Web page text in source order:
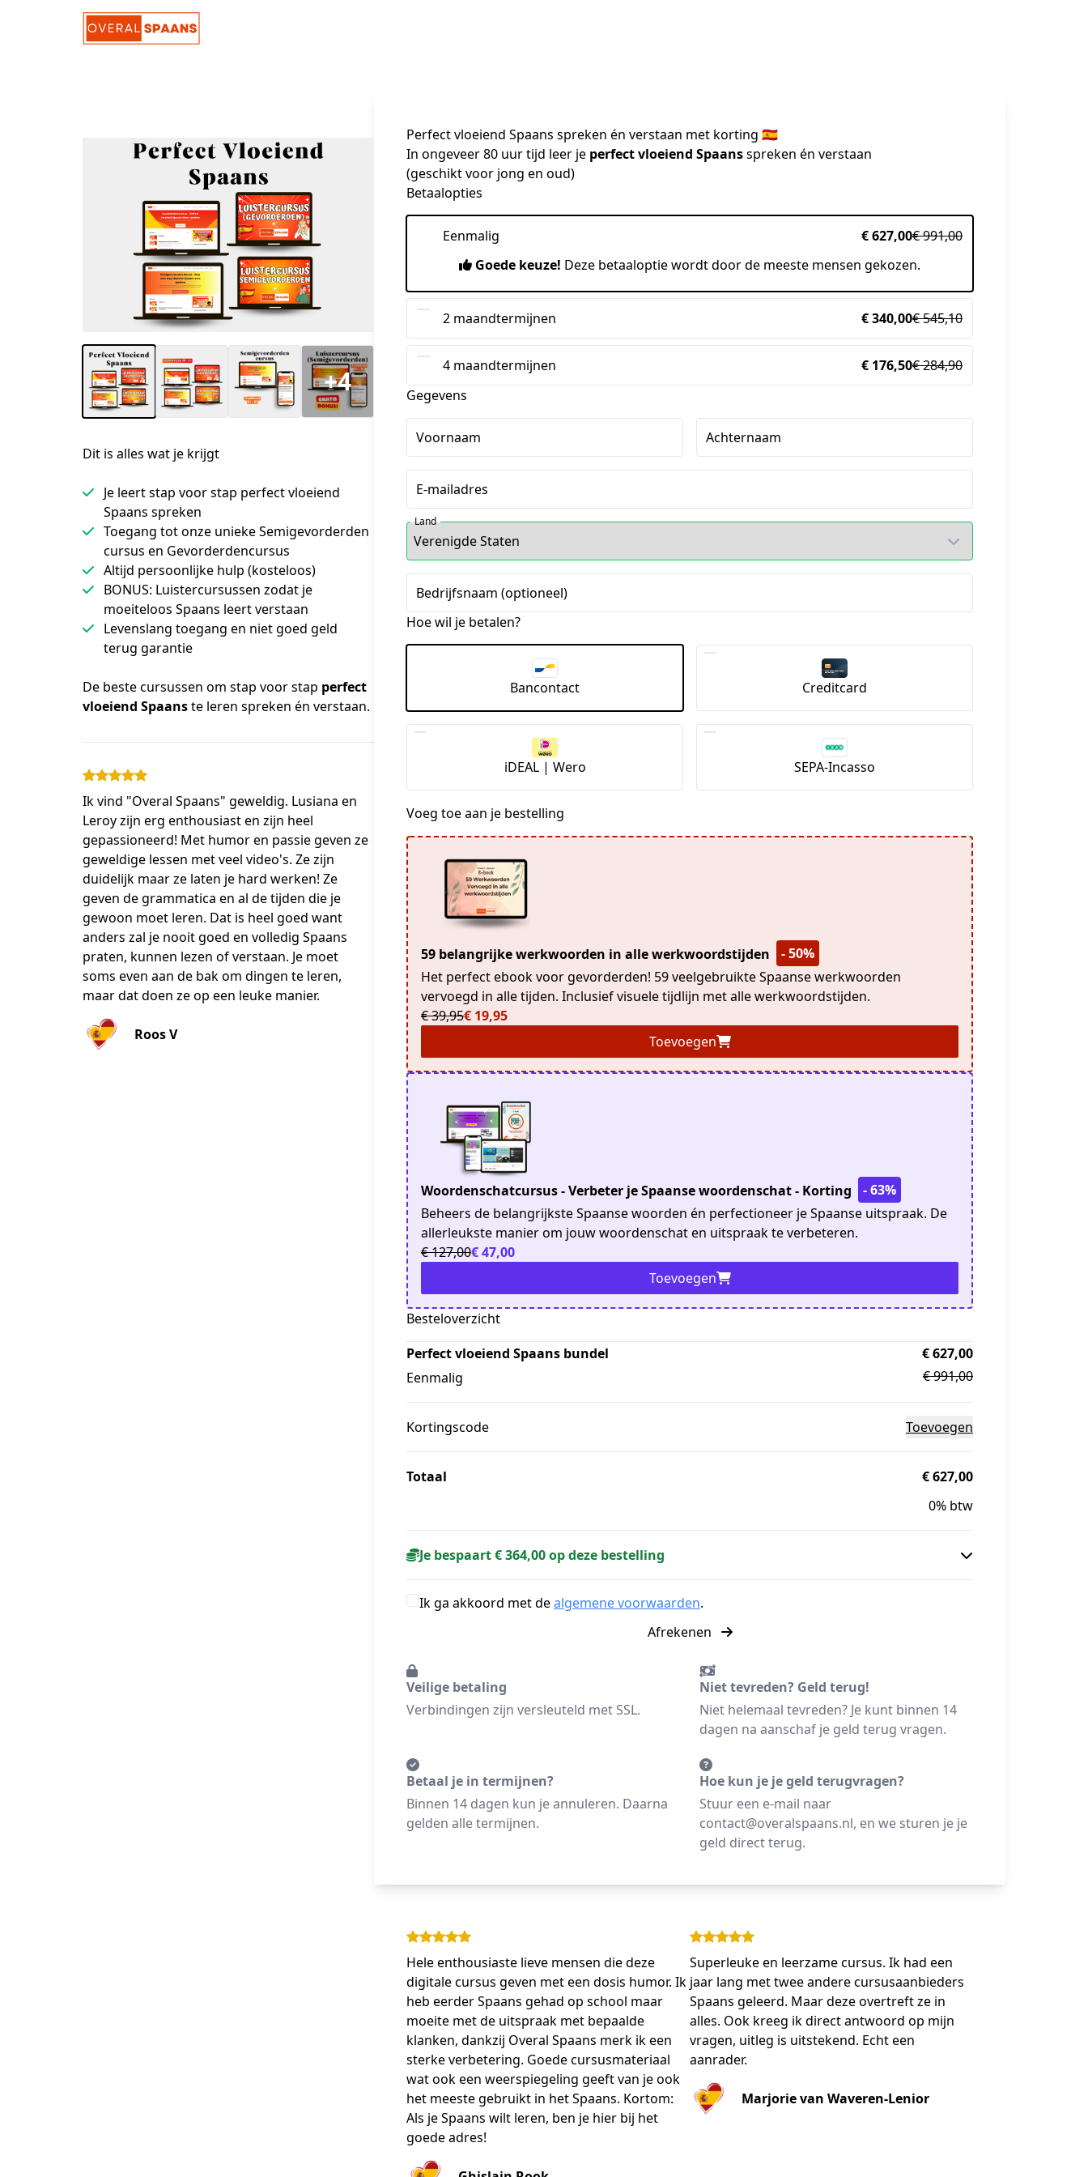
+4
Dit is alles wat je krijgt
Je leert stap voor stap perfect vloeiend
Spaans spreken
Toegang tot onze unieke Semigevorderden
cursus en Gevorderdencursus
Altijd persoonlijke hulp (kosteloos)
BONUS: Luistercursussen zodat je
moeiteloos Spaans leert verstaan
Levenslang toegang en niet goed geld
terug garantie
De beste cursussen om stap voor stap perfect
vloeiend Spaans te leren spreken én verstaan.
Ik vind "Overal Spaans" geweldig. Lusiana en
Leroy zijn erg enthousiast en zijn heel
gepassioneerd! Met humor en passie geven ze
geweldige lessen met veel video's. Ze zijn
duidelijk maar ze laten je hard werken! Ze
geven de grammatica en al de tijden die je
gewoon moet leren. Dat is heel goed want
anders zal je nooit goed en volledig Spaans
praten, kunnen lezen of verstaan. Je moet
soms even aan de bak om dingen te leren,
maar dat doen ze op een leuke manier.
Roos V
Perfect vloeiend Spaans spreken én verstaan met korting 🇪🇸
In ongeveer 80 uur tijd leer je perfect vloeiend Spaans spreken én verstaan
(geschikt voor jong en oud)
Betaalopties
Eenmalig € 627,00€ 991,00
Goede keuze! Deze betaaloptie wordt door de meeste mensen gekozen.
2 maandtermijnen € 340,00€ 545,10
4 maandtermijnen € 176,50€ 284,90
Gegevens
Voornaam Achternaam
E-mailadres
Land
Bedrijfsnaam (optioneel)
Hoe wil je betalen?
Bancontact Creditcard
iDEAL | Wero SEPA-Incasso
Voeg toe aan je bestelling
59 belangrijke werkwoorden in alle werkwoordstijden
- 50%
Het perfect ebook voor gevorderden! 59 veelgebruikte Spaanse werkwoorden
vervoegd in alle tijden. Inclusief visuele tijdlijn met alle werkwoordstijden.
€ 39,95€ 19,95
Toevoegen
Woordenschatcursus - Verbeter je Spaanse woordenschat - Korting
- 63%
Beheers de belangrijkste Spaanse woorden én perfectioneer je Spaanse uitspraak. De
allerleukste manier om jouw woordenschat en uitspraak te verbeteren.
€ 127,00€ 47,00
Toevoegen
Besteloverzicht
Perfect vloeiend Spaans bundel
Eenmalig
€ 627,00
€ 991,00
Kortingscode Toevoegen
Totaal
€ 627,00
0% btw
Je bespaart € 364,00 op deze bestelling
Ik ga akkoord met dealgemene voorwaarden.
Afrekenen
Veilige betaling
Verbindingen zijn versleuteld met SSL.
Niet tevreden? Geld terug!
Niet helemaal tevreden? Je kunt binnen 14
dagen na aanschaf je geld terug vragen.
Betaal je in termijnen?
Binnen 14 dagen kun je annuleren. Daarna
gelden alle termijnen.
Hoe kun je je geld terugvragen?
Stuur een e-mail naar
contact@overalspaans.nl, en we sturen je je
geld direct terug.
Hele enthousiaste lieve mensen die deze
digitale cursus geven met een dosis humor. Ik
heb eerder Spaans gehad op school maar
moeite met de uitspraak met bepaalde
klanken, dankzij Overal Spaans merk ik een
sterke verbetering. Goede cursusmateriaal
wat ook een weerspiegeling geeft van je ook
het meeste gebruikt in het Spaans. Kortom:
Als je Spaans wilt leren, ben je hier bij het
goede adres!
Superleuke en leerzame cursus. Ik had een
jaar lang met twee andere cursusaanbieders
Spaans geleerd. Maar deze overtreft ze in
alles. Ook kreeg ik direct antwoord op mijn
vragen, uitleg is uitstekend. Echt een
aanrader.
Marjorie van Waveren-Lenior